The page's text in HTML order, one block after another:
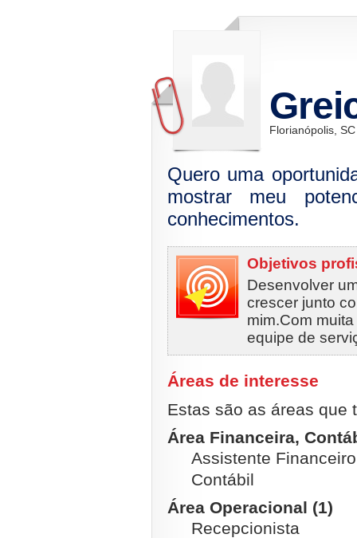
Florianópolis, SC
Quero uma
mostrar meu
conhecimentos.
Objetivos
Desenvolver
crescer junto
mim.Com
equipe de
Áreas de interesse
Estas são as áreas que
Área Financeira,
Assistente
Contábil
Área Operacional (1)
Recepcionista